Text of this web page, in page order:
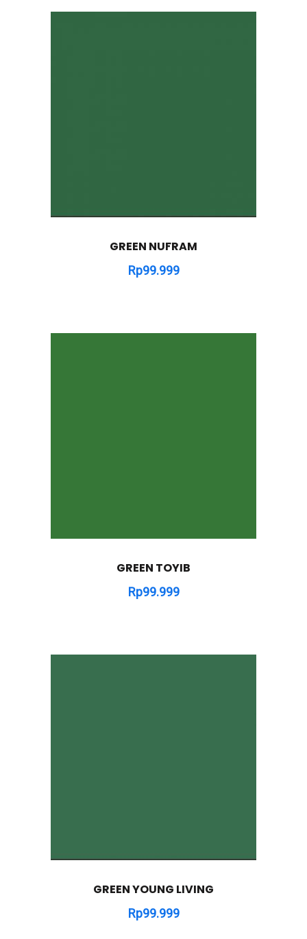
GREEN NUFRAM
Rp99.999
GREEN TOYIB
Rp99.999
GREEN YOUNG LIVING
Rp99.999